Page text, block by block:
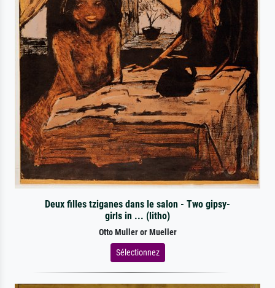
Deux filles tziganes dans le salon - Two gipsy-
girls in ... (litho)
Otto Muller or Mueller
Sélectionnez